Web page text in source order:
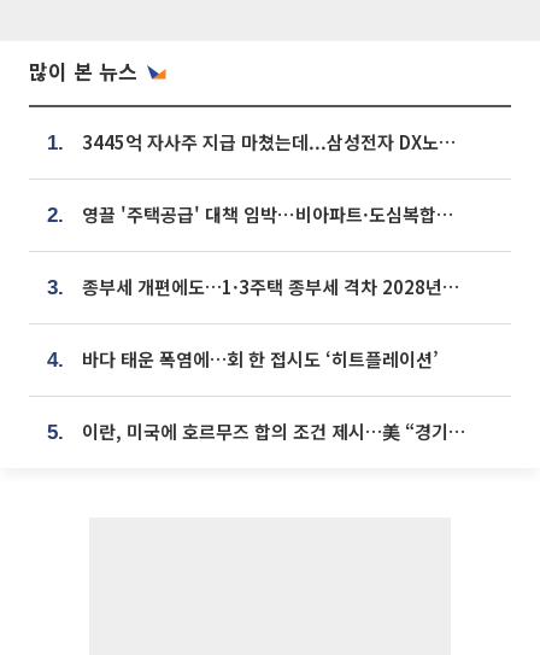
많이 본 뉴스
1. 3445억 자사주 지급 마쳤는데...삼성전자 DX노조, 뒤늦은 '떼쓰기 집회'
2. 영끌 '주택공급' 대책 임박⋯비아파트·도심복합까지 총동원
3. 종부세 개편에도…1·3주택 종부세 격차 2028년부터 확대
4. 바다 태운 폭염에…회 한 접시도 ‘히트플레이션’
5. 이란, 미국에 호르무즈 합의 조건 제시…美 “경기 아직 안 끝나” [종합]